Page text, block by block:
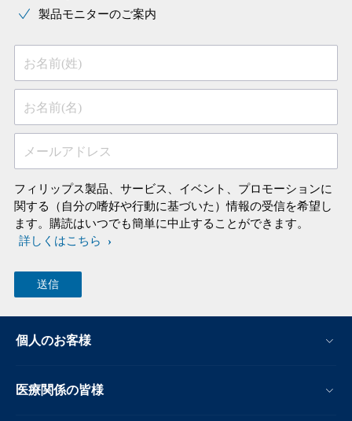
製品モニターのご案内
お名前(姓)
お名前(名)
メールアドレス
フィリップス製品、サービス、イベント、プロモーションに
関する（自分の嗜好や行動に基づいた）情報の受信を希望し
ます。購読はいつでも簡単に中止することができます。
詳しくはこちら
個人のお客様
医療関係の皆様